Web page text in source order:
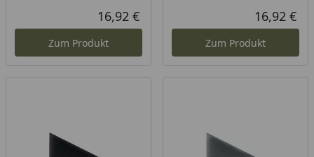
Aktueller Preis
16,92 €
Zum Produkt
16,92 €
Zum Produkt